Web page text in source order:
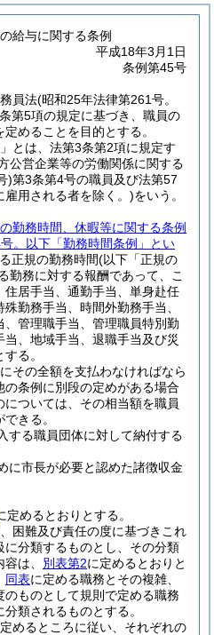
給与に関する条例
平成18年3月1日
条例第45号
員法(昭和25年法律第261号。
第5項の規定に基づき、職員の
めることを目的とする。
とは、法第3条第2項に規定す
公営企業等の労働関係に関する
)第3条第4号の職員及び法第57
用される者を除く。)をいう。
勤務時間、休暇等に関する条例
。以下「勤務時間条例」とい
正規の勤務時間(以下「正規の
勤務に対する報酬であって、こ
居手当、通勤手当、単身赴任
勤務手当、時間外勤務手当、
管理職手当、管理職員特別勤
、地域手当、退職手当及び災
る。
その全額を支払わなければなら
の条例に別段の定めがある場合
については、その相当額を職員
きる。
する職員団体に対して納付する
に市長が必要と認めた諸徴収金
定めるとおりとする。
困難及び責任の度に基づきこれ
に分類するものとし、その分類
は、 別表第2に定めるとおりと
同表に定める職務とその複雑、
ものとして規則で定める職務
類されるものとする。
めるところに従い、それぞれの